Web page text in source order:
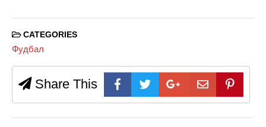
CATEGORIES
Фудбал
Share This